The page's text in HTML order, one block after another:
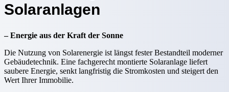
Solaranlagen
– Energie aus der Kraft der Sonne
Die Nutzung von Solarenergie ist längst fester Bestandteil moderner
Gebäudetechnik. Eine fachgerecht montierte Solaranlage liefert
saubere Energie, senkt langfristig die Stromkosten und steigert den
Wert Ihrer Immobilie.